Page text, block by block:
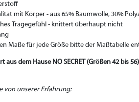
mit Körper - aus 65% Baumwolle, 30%
Tragegefühl - knittert überhaupt nicht
Maße für jede Größe bitte der Maßtabelle
dem Hause NO SECRET (Größen 42 bis
von unserer Erfahrung: